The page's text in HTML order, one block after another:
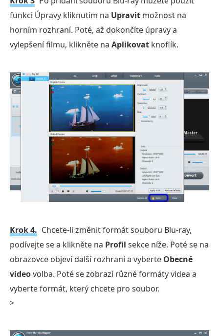
funkci Úpravy kliknutím na Upravit možnost na
horním rozhraní. Poté, až dokončíte úpravy a
vylepšení filmu, klikněte na Aplikovat knoflík.
Krok 4. Chcete-li změnit formát souboru Blu-ray,
podívejte se a klikněte na Profil sekce níže. Poté se na
obrazovce objeví další rozhraní a vyberte Obecné
videovolba. Poté se zobrazí různé formáty videa a
vyberte formát, který chcete pro soubor.
>